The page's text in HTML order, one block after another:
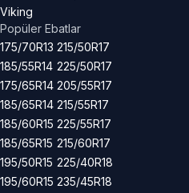
Viking
Popüler Ebatlar
175/70R13
185/55R14
175/65R14
185/65R14
185/60R15
185/65R15
195/50R15
195/60R15
215/50R17
225/50R17
205/55R17
215/55R17
225/55R17
215/60R17
225/40R18
235/45R18